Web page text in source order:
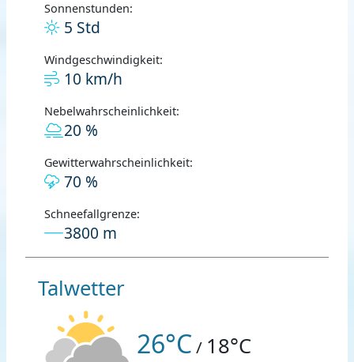
Sonnenstunden:
5 Std
Windgeschwindigkeit:
10 km/h
Nebelwahrscheinlichkeit:
20 %
Gewitterwahrscheinlichkeit:
70 %
Schneefallgrenze:
3800 m
Talwetter
26°C / 18°C